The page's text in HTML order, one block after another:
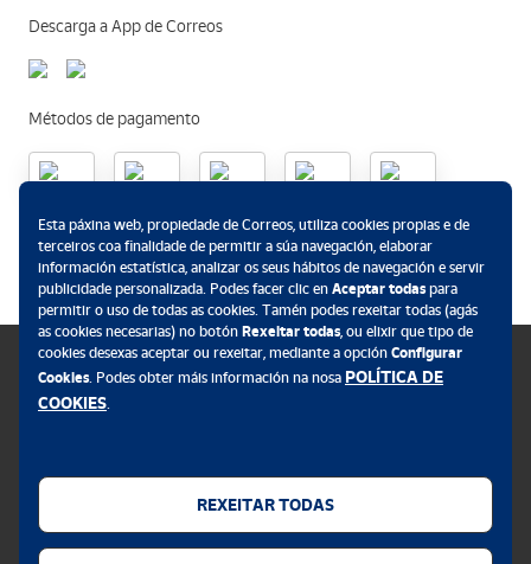
Descarga a App de Correos
Métodos de pagamento
Aviso legal
Alerta seguridade
Esta páxina web, propiedade de Correos, utiliza cookies propias e de
terceiros coa finalidade de permitir a súa navegación, elaborar
información estatística, analizar os seus hábitos de navegación e servir
publicidade personalizada. Podes facer clic en Aceptar todaspara
permitir o uso de todas as cookies. Tamén podes rexeitar todas (agás
as cookies necesarias) no botón Rexeitar todas, ou elixir que tipo de
cookies desexas aceptar ou rexeitar, mediante a opción Configurar
Cookies. Podes obter máis información na nosa POLÍTICA DE
COOKIES.
REXEITAR TODAS